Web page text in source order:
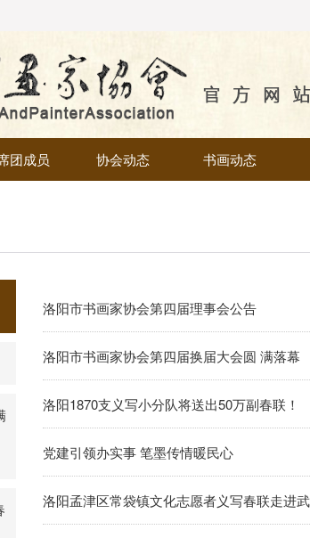
团成员 协会动态 书画动态
洛阳市书画家协会第四届理事会公告
洛阳市书画家协会第四届换届大会圆 满落幕
洛阳1870支义写小分队将送出50万副春联！
党建引领办实事 笔墨传情暖民心
洛阳孟津区常袋镇文化志愿者义写春联走进